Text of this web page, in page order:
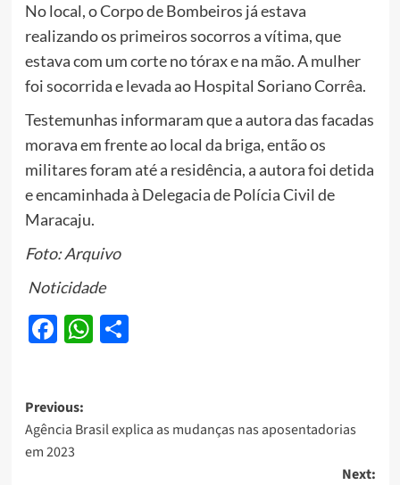
No local, o Corpo de Bombeiros já estava
realizando os primeiros socorros a vítima, que
estava com um corte no tórax e na mão. A mulher
foi socorrida e levada ao Hospital Soriano Corrêa.
Testemunhas informaram que a autora das facadas
morava em frente ao local da briga, então os
militares foram até a residência, a autora foi detida
e encaminhada à Delegacia de Polícia Civil de
Maracaju.
Foto: Arquivo
Noticidade
Facebook
WhatsApp
Share
Post
navigation
Previous:
Agência Brasil explica as mudanças nas aposentadorias
em 2023
Next: